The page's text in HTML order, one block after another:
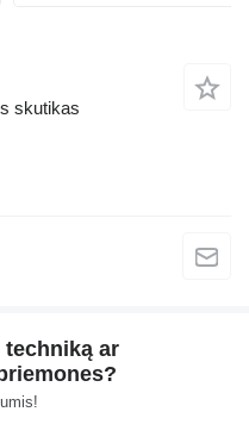
skutikas
techniką ar